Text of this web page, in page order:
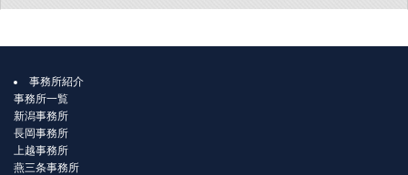
事務所紹介
事務所一覧
新潟事務所
長岡事務所
上越事務所
燕三条事務所